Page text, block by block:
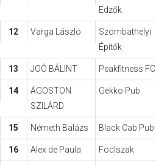
Edzők
12 Varga László
Szombathelyi
Építők
13 JOÓ BÁLINT Peakfitness FC
14
ÁGOSTON
SZILÁRD
Gekko Pub
15 Németh Balázs Black Cab Pub
16 Alex de Paula FocIszak